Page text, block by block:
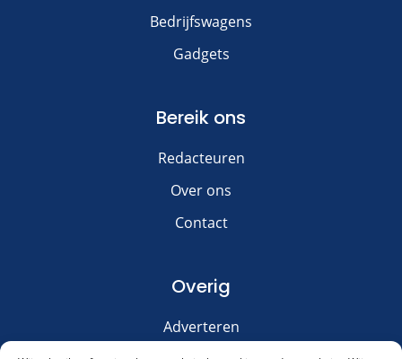
Bedrijfswagens
Gadgets
Bereik ons
Redacteuren
Over ons
Contact
Overig
Adverteren